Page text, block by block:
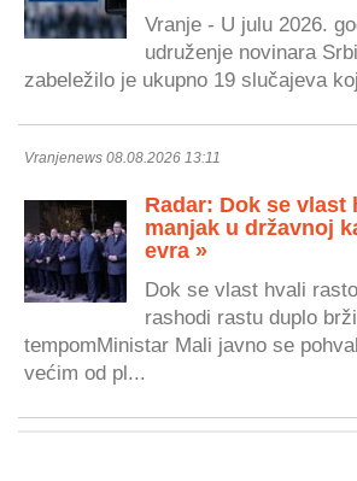
Vranje - U julu 2026.
udruženje novinara
zabeležilo je ukupno 19 slučajeva
Vranjenews 08.08.2026 13:11
Radar: Dok se vlast
manjak u državnoj
evra »
Dok se vlast hvali
rashodi rastu duplo
tempomMinistar Mali javno se
većim od pl...